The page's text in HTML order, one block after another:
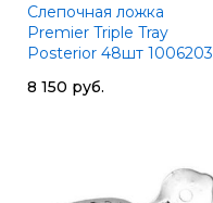
Слепочная ложка
Premier Triple Tray
Posterior 48шт 1006203
8 150 руб.